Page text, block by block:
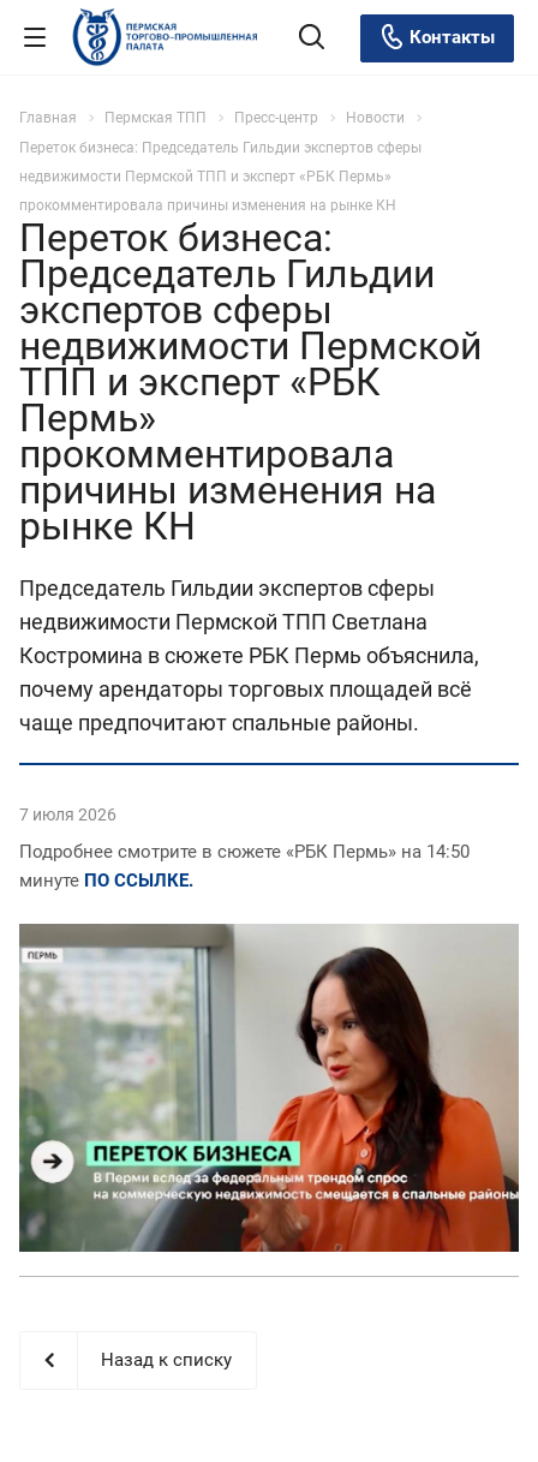
Контакты
Главная Пермская ТПП Пресс-центр
Новости
Переток бизнеса: Председатель Гильдии экспертов сферы
недвижимости Пермской ТПП и эксперт «РБК Пермь»
прокомментировала причины изменения на рынке КН
Переток бизнеса:
Председатель Гильдии
экспертов сферы
недвижимости Пермской
ТПП и эксперт «РБК
Пермь»
прокомментировала
причины изменения на
рынке КН
Председатель Гильдии экспертов сферы
недвижимости Пермской ТПП Светлана
Костромина в сюжете РБК Пермь объяснила,
почему арендаторы торговых площадей всё
чаще предпочитают спальные районы.
7 июля 2026
Подробнее смотрите в сюжете «РБК Пермь» на 14:50
минуте ПО ССЫЛКЕ.
Назад к списку